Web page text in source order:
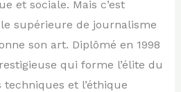
et sociale. Mais c’est
supérieure de journalisme
son art. Diplômé en 1998
qui forme l’élite du
et l’éthique